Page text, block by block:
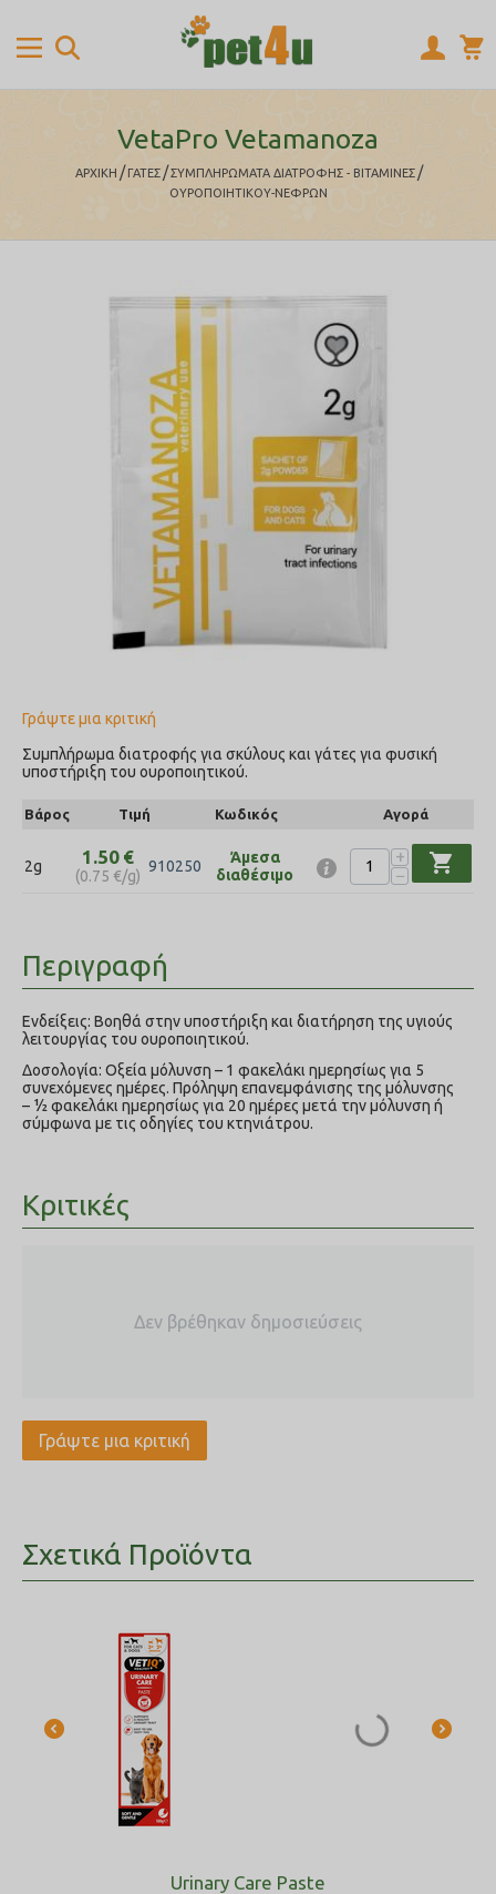
VetaPro Vetamanoza
ΑΡΧΙΚΉ / ΓΑΤΕΣ /ΣΥΜΠΛΗΡΩΜΑΤΑ ΔΙΑΤΡΟΦΗΣ - ΒΙΤΑΜΙΝΕΣ /
ΟΥΡΟΠΟΙΗΤΙΚΟΥ-ΝΕΦΡΩΝ
Γράψτε μια κριτική
Συμπλήρωμα διατροφής για σκύλους και γάτες για φυσική
υποστήριξη του ουροποιητικού.
Βάρος Τιμή Κωδικός Αγορά
2g 1.50 €
(0.75 €/g)
910250
Άμεσα
διαθέσιμο
+
−
shopping_cart
Περιγραφή
Eνδείξεις: Βοηθά στην υποστήριξη και διατήρηση της υγιούς
λειτουργίας του ουροποιητικού.
Δοσολογία: Οξεία μόλυνση – 1 φακελάκι ημερησίως για 5
συνεχόμενες ημέρες. Πρόληψη επανεμφάνισης της μόλυνσης
– ½ φακελάκι ημερησίως για 20 ημέρες μετά την μόλυνση ή
σύμφωνα με τις οδηγίες του κτηνιάτρου.
Κριτικές
Δεν βρέθηκαν δημοσιεύσεις
Γράψτε μια κριτική
Σχετικά Προϊόντα
Urinary Care Paste